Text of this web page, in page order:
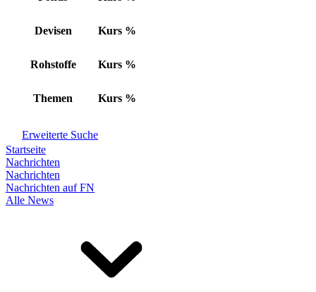
Devisen Kurs %
Rohstoffe Kurs %
Themen Kurs %
Erweiterte Suche
Startseite
Nachrichten
Nachrichten
Nachrichten auf FN
Alle News